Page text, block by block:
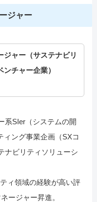
ジャー
ジャー（サステナビリ
チャー企業）
系SIer（システムの開
ング事業企画（SXコ
ナビリティソリューシ
ィ領域の経験が高い評
ージャー昇進。